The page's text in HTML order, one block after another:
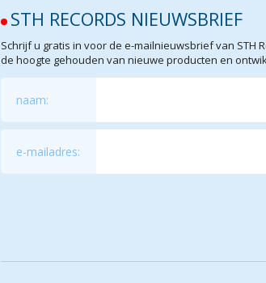
STH RECORDS NIEUWSBRIEF
Schrijf u gratis in voor de e-mailnieuwsbrief van STH
de hoogte gehouden van nieuwe producten en
naam:
e-mailadres: